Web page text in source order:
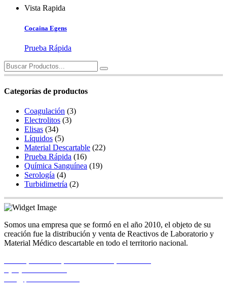
Vista Rapida
Cocaina Egens
Prueba Rápida
Search
for:
Categorías de productos
Coagulación (3)
Electrolitos (3)
Elisas (34)
Líquidos (5)
Material Descartable (22)
Prueba Rápida (16)
Química Sanguínea (19)
Serología (4)
Turbidimetría (2)
Somos una empresa que se formó en el año 2010, el objeto de su
creación fue la distribución y venta de Reactivos de Laboratorio y
Material Médico descartable en todo el territorio nacional.